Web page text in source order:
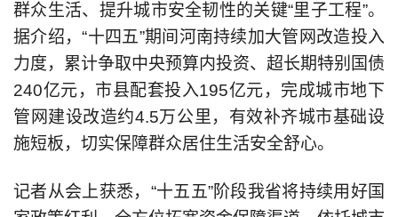
群众生活、提升城市安全韧性的关键“里子工程”。
据介绍，“十四五”期间河南持续加大管网改造投入
力度，累计争取中央预算内投资、超长期特别国债
240亿元，市县配套投入195亿元，完成城市地下
管网建设改造约4.5万公里，有效补齐城市基础设
施短板，切实保障群众居住生活安全舒心。
记者从会上获悉，“十五五”阶段我省将持续用好国